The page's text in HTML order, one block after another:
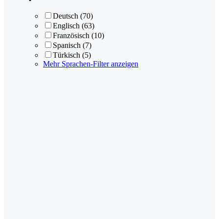
Deutsch (70)
Englisch (63)
Französisch (10)
Spanisch (7)
Türkisch (5)
Mehr Sprachen-Filter anzeigen